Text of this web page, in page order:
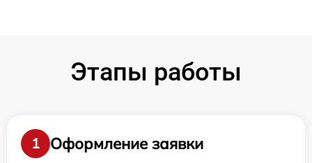
Этапы работы
1
Оформление заявки